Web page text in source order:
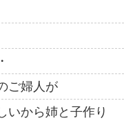
ご婦人が
いから姉と子作り